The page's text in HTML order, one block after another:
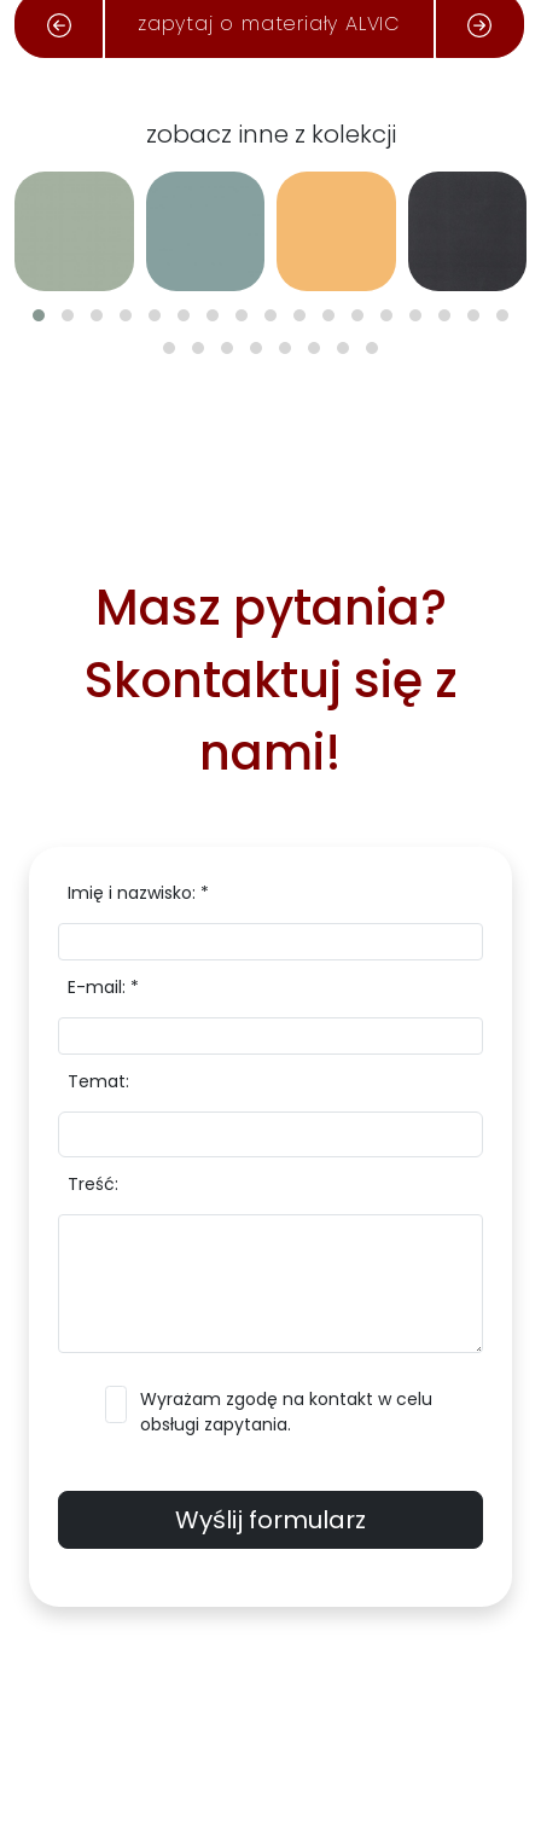
zapytaj o materiały ALVIC
zobacz inne z kolekcji
Masz pytania?
Skontaktuj się z
nami!
Imię i nazwisko: *
E-mail: *
Temat:
Treść:
Wyrażam zgodę na kontakt w celu
obsługi zapytania.
Wyślij formularz